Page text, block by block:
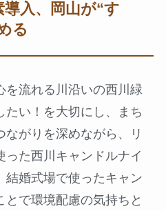
入、岡山が“す
る
を流れる川沿いの西川緑
たい！を大切にし、まち
がりを深めながら、リ
た西川キャンドルナイ
結婚式場で使ったキャン
とで環境配慮の気持ちと